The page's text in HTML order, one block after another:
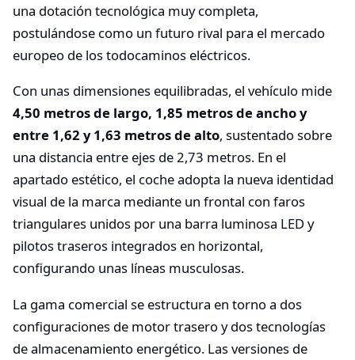
una dotación tecnológica muy completa,
postulándose como un futuro rival para el mercado
europeo de los todocaminos eléctricos.
Con unas dimensiones equilibradas, el vehículo mide
4,50 metros de largo, 1,85 metros de ancho y
entre 1,62 y 1,63 metros de alto, sustentado sobre
una distancia entre ejes de 2,73 metros. En el
apartado estético, el coche adopta la nueva identidad
visual de la marca mediante un frontal con faros
triangulares unidos por una barra luminosa LED y
pilotos traseros integrados en horizontal,
configurando unas líneas musculosas.
La gama comercial se estructura en torno a dos
configuraciones de motor trasero y dos tecnologías
de almacenamiento energético. Las versiones de